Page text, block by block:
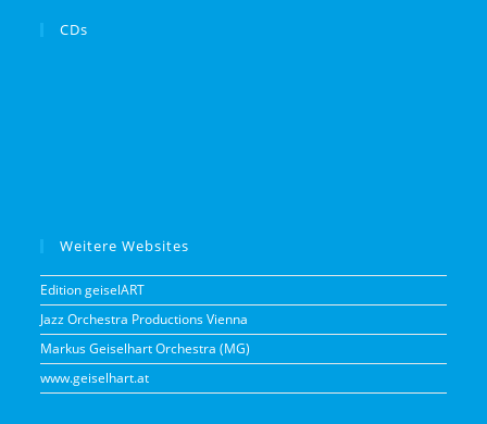
CDs
Weitere Websites
Edition geiselART
Jazz Orchestra Productions Vienna
Markus Geiselhart Orchestra (MG)
www.geiselhart.at